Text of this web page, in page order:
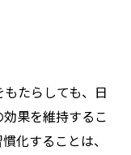
たらしても、日
果を維持するこ
化することは、